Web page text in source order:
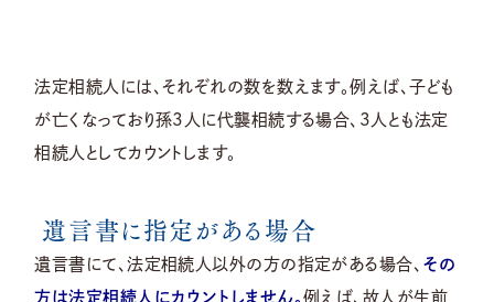
法定相続人には、それぞれの数を数えます。例えば、子ども
が亡くなっており孫3人に代襲相続する場合、3人とも法定
相続人としてカウントします。
遺言書に指定がある場合
遺言書にて、法定相続人以外の方の指定がある場合、 その
方は法定相続人にカウントしません。例えば、故人が生前